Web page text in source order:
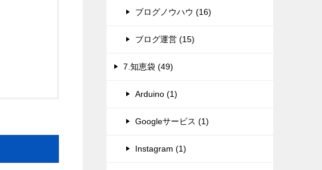
ブログノウハウ (16)
ブログ運営 (15)
7.知恵袋 (49)
Arduino (1)
Googleサービス (1)
Instagram (1)